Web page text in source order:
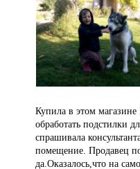
Купила в этом
обработать подстилки
спрашивала
помещение. Продавец
да.Оказалось,что на